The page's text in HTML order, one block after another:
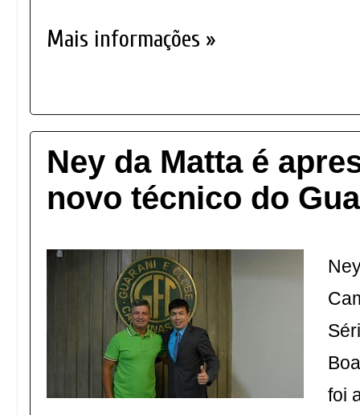
Mais informações »
Ney da Matta é
novo técnico do
foi